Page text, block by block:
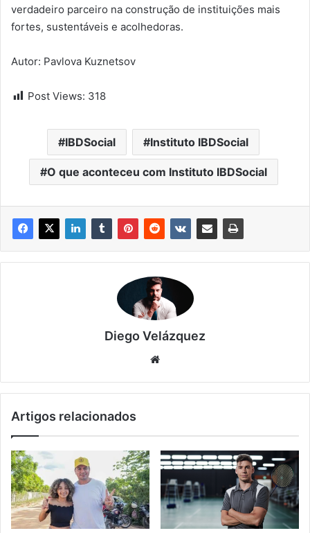
verdadeiro parceiro na construção de instituições mais
fortes, sustentáveis e acolhedoras.
Autor: Pavlova Kuznetsov
Post Views: 318
IBDSocial Instituto IBDSocial
O que aconteceu com Instituto IBDSocial
Diego Velázquez
Artigos relacionados